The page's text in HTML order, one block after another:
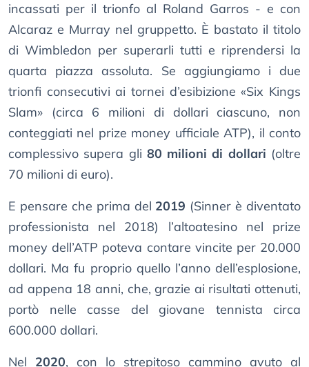
incassati per il trionfo al Roland Garros - e con
Alcaraz e Murray nel gruppetto. È bastato il titolo
di Wimbledon per superarli tutti e riprendersi la
quarta piazza assoluta. Se aggiungiamo i due
trionfi consecutivi ai tornei d’esibizione «Six Kings
Slam» (circa 6 milioni di dollari ciascuno, non
conteggiati nel prize money ufficiale ATP), il conto
complessivo supera gli 80 milioni di dollari (oltre
70 milioni di euro).
E pensare che prima del 2019 (Sinner è diventato
professionista nel 2018) l’altoatesino nel prize
money dell’ATP poteva contare vincite per 20.000
dollari. Ma fu proprio quello l’anno dell’esplosione,
ad appena 18 anni, che, grazie ai risultati ottenuti,
portò nelle casse del giovane tennista circa
600.000 dollari.
Nel 2020, con lo strepitoso cammino avuto al